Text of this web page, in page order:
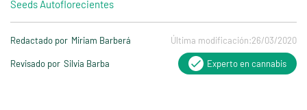
Seeds Autoflorecientes
Redactado por Miriam Barberá Última modificación:26/03/2020
Revisado por Silvia Barba Experto en cannabis